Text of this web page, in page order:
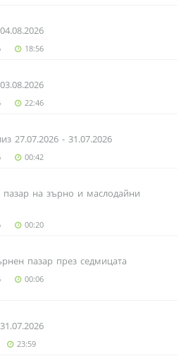
18:56
22:46
27.07.2026 - 31.07.2026
00:42
на зърно и маслодайни
00:20
пазар през седмицата
00:06
23:59